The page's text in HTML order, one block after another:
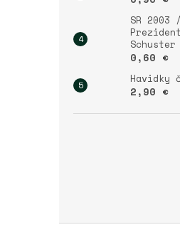
SR
Schuster
0,60 €
Havidky
2,90 €